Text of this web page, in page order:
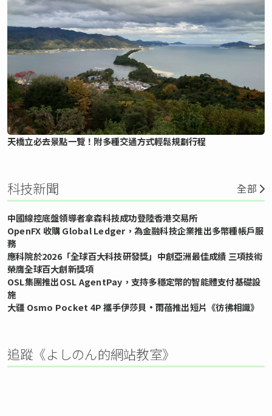
天橋立必去景點一覽！附多種交通方式輕鬆規劃行程
科技新聞 全部
中國線控底盤領導者拿森科技成功登陸香港交易所
OpenFX 收購 Global Ledger，為金融科技企業推出多幣種帳戶服
務
應科院於2026「全球百大科技研發獎」中創亞洲最佳成績 三項技術
榮膺全球百大創新獎項
OSL集團推出OSL AgentPay，支持多穩定幣的智能體支付基礎設
施
大疆 Osmo Pocket 4P 攜手伊莎貝•雨蓓推出短片《彷彿相識》
追蹤《よしのん的網站教室》